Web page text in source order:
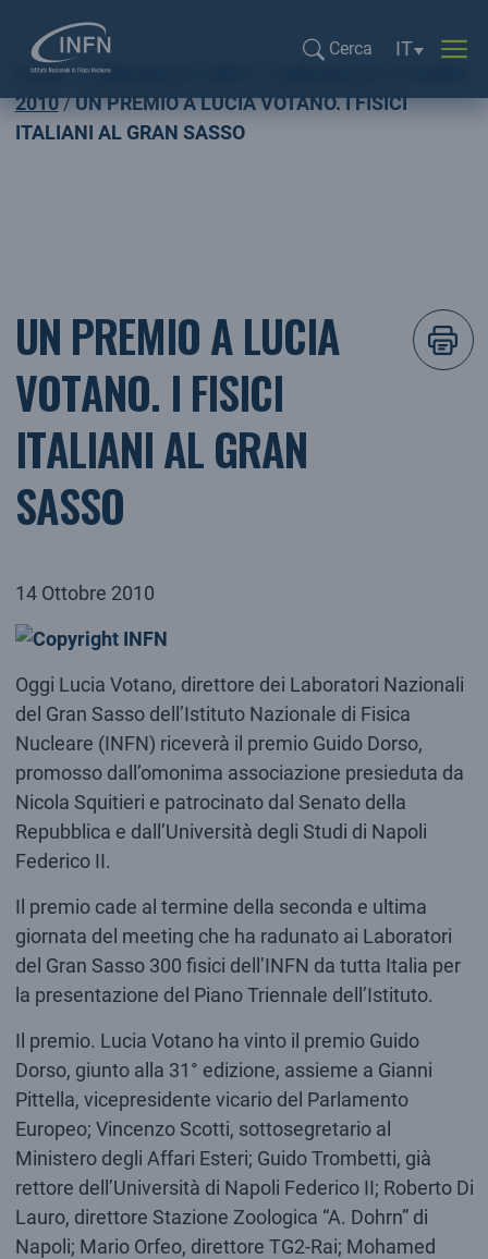
Cerca
Selezione
IT
Home
COMUNICATI INFN
2010
UN PREMIO A LUCIA VOTANO. I FISICI
ITALIANI AL GRAN SASSO
UN PREMIO A LUCIA
VOTANO. I FISICI
ITALIANI AL GRAN
SASSO
14 Ottobre 2010
Oggi Lucia Votano, direttore dei Laboratori Nazionali
del Gran Sasso dell’Istituto Nazionale di Fisica
Nucleare (INFN) riceverà il premio Guido Dorso,
promosso dall’omonima associazione presieduta da
Nicola Squitieri e patrocinato dal Senato della
Repubblica e dall’Università degli Studi di Napoli
Federico II.
Il premio cade al termine della seconda e ultima
giornata del meeting che ha radunato ai Laboratori
del Gran Sasso 300 fisici dell’INFN da tutta Italia per
la presentazione del Piano Triennale dell’Istituto.
Il premio. Lucia Votano ha vinto il premio Guido
Dorso, giunto alla 31° edizione, assieme a Gianni
Pittella, vicepresidente vicario del Parlamento
Europeo; Vincenzo Scotti, sottosegretario al
Ministero degli Affari Esteri; Guido Trombetti, già
rettore dell’Università di Napoli Federico II; Roberto Di
Lauro, direttore Stazione Zoologica “A. Dohrn” di
Napoli; Mario Orfeo, direttore TG2-Rai; Mohamed